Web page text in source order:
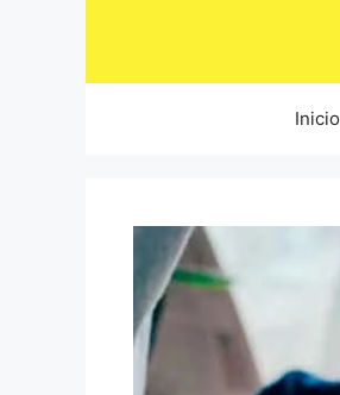
Inicio